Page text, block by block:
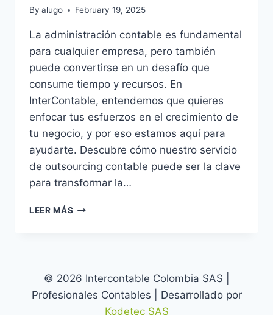
By alugo February 19, 2025
La administración contable es fundamental
para cualquier empresa, pero también
puede convertirse en un desafío que
consume tiempo y recursos. En
InterContable, entendemos que quieres
enfocar tus esfuerzos en el crecimiento de
tu negocio, y por eso estamos aquí para
ayudarte. Descubre cómo nuestro servicio
de outsourcing contable puede ser la clave
para transformar la…
LEER MÁS ¡LIBERA
CON
INTERCONTABLE!
© 2026 Intercontable Colombia SAS |
Profesionales Contables | Desarrollado por
Kodetec SAS